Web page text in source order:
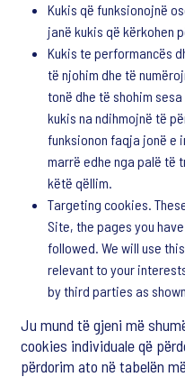
Kukis që funksionojnë
janë kukis që kërkohen
Kukis te performancës
të njohim dhe të
tonë dhe të shohim
kukis na ndihmojnë të
funksionon faqja jonë e
marrë edhe nga palë të
këtë qëllim.
Targeting cookies.
Site, the pages you
followed. We will use
relevant to your
by third parties as
Ju mund të gjeni më
cookies individuale që
përdorim ato në tabelën